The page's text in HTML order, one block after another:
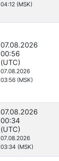
04:12 (MSK)
07.08.2026
00:56
(UTC)
07.08.2026
03:56 (MSK)
07.08.2026
00:34
(UTC)
07.08.2026
03:34 (MSK)